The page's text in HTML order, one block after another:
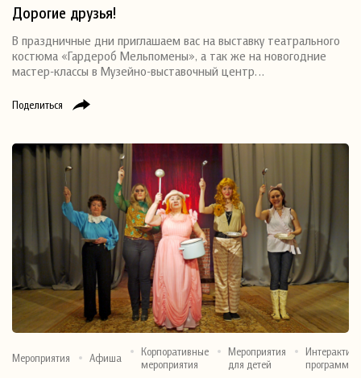
Поделиться
Дорогие друзья!
В праздничные дни приглашаем вас на выставку театрального
костюма «Гардероб Мельпомены», а так же на новогодние
мастер-классы в Музейно-выставочный центр…
Мероприятия Афиша
Корпоративные
мероприятия
Мероприятия
для детей
программы